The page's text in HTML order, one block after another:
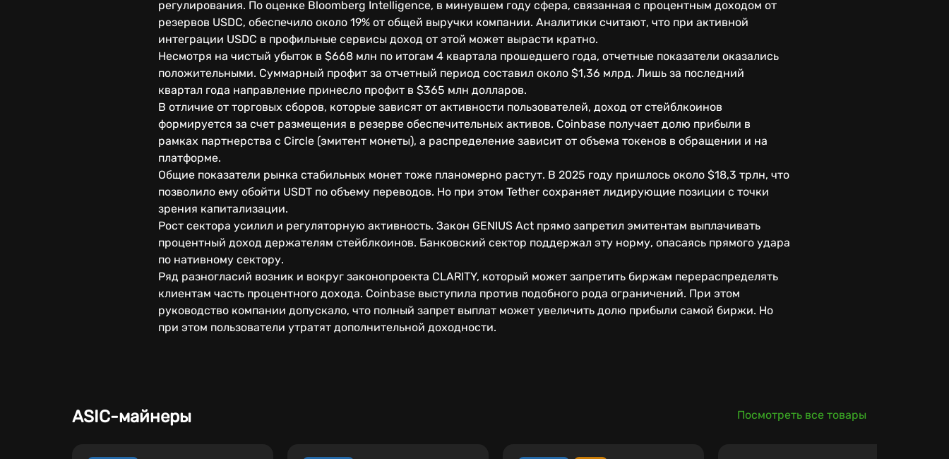
регулирования. По оценке Bloomberg Intelligence, в минувшем году сфера, связанная с процентным доходом от
резервов USDC, обеспечило около 19% от общей выручки компании. Аналитики считают, что при активной
интеграции USDC в профильные сервисы доход от этой может вырасти кратно.
Несмотря на чистый убыток в $668 млн по итогам 4 квартала прошедшего года, отчетные показатели оказались
положительными. Суммарный профит за отчетный период составил около $1,36 млрд. Лишь за последний
квартал года направление принесло профит в $365 млн долларов.
В отличие от торговых сборов, которые зависят от активности пользователей, доход от стейблкоинов
формируется за счет размещения в резерве обеспечительных активов. Coinbase получает долю прибыли в
рамках партнерства с Circle (эмитент монеты), а распределение зависит от объема токенов в обращении и на
платформе.
Общие показатели рынка стабильных монет тоже планомерно растут. В 2025 году пришлось около $18,3 трлн, что
позволило ему обойти USDT по объему переводов. Но при этом Tether сохраняет лидирующие позиции с точки
зрения капитализации.
Рост сектора усилил и регуляторную активность. Закон GENIUS Act прямо запретил эмитентам выплачивать
процентный доход держателям стейблкоинов. Банковский сектор поддержал эту норму, опасаясь прямого удара
по нативному сектору.
Ряд разногласий возник и вокруг законопроекта CLARITY, который может запретить биржам перераспределять
клиентам часть процентного дохода. Coinbase выступила против подобного рода ограничений. При этом
руководство компании допускало, что полный запрет выплат может увеличить долю прибыли самой биржи. Но
при этом пользователи утратят дополнительной доходности.
ASIC-майнеры Посмотреть все товары